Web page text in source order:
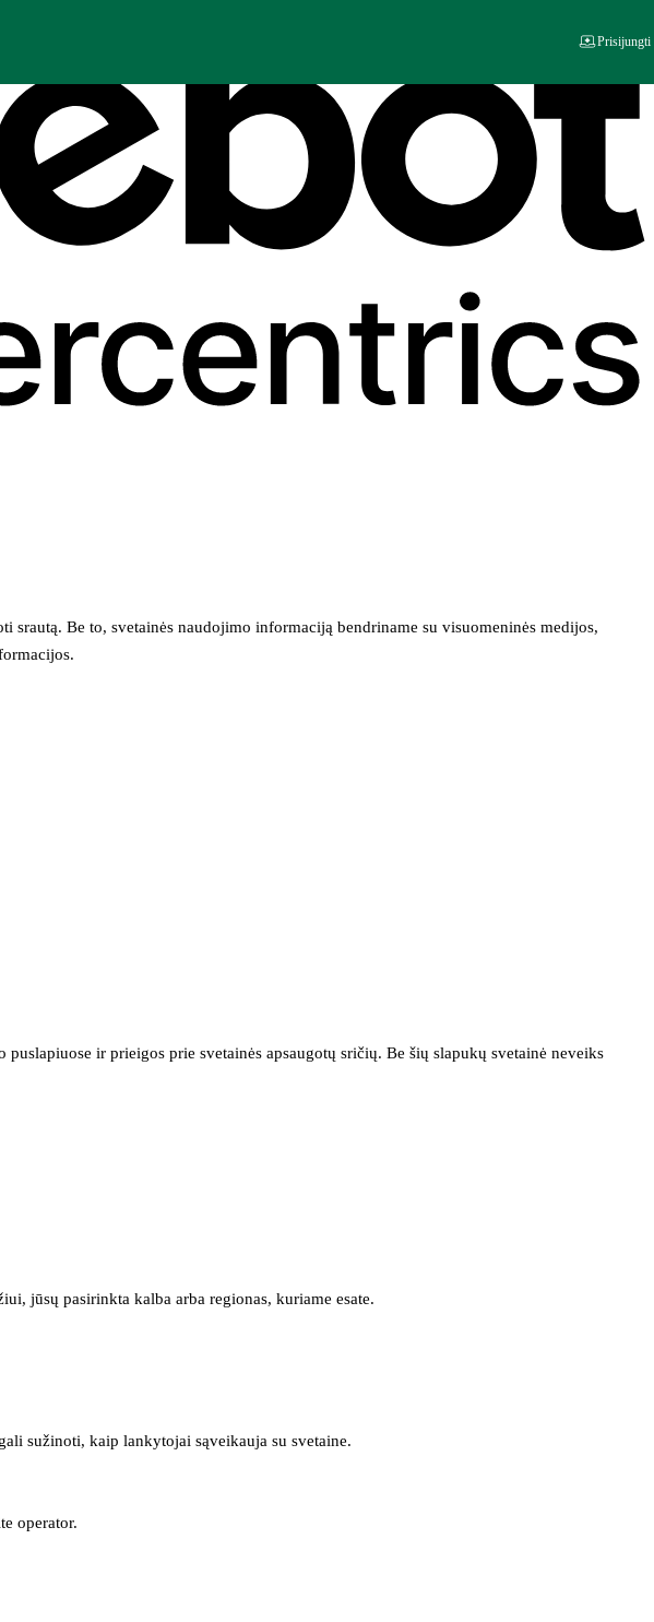
Be to, svetainės naudojimo informaciją bendriname su visuomeninės medijos,
ir prieigos prie svetainės apsaugotų sričių. Be šių slapukų svetainė neveiks
jūsų pasirinkta kalba arba regionas, kuriame esate.
sužinoti, kaip lankytojai sąveikauja su svetaine.
operator.
Prisijungti